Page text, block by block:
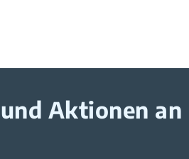
Aktionen an